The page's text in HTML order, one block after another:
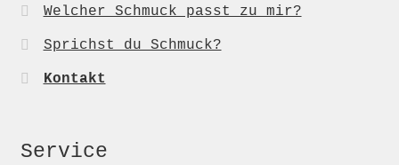
Welcher Schmuck passt zu mir?
Sprichst du Schmuck?
Kontakt
Service